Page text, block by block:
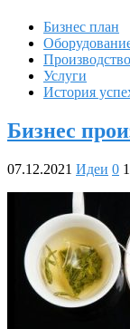
Бизнес план
Производство
Услуги
История
Бизнес
07.12.2021 Идеи 0